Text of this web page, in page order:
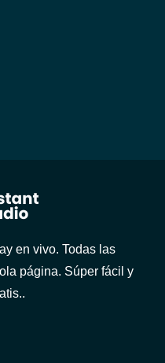
en vivo. Todas las
página. Súper fácil y